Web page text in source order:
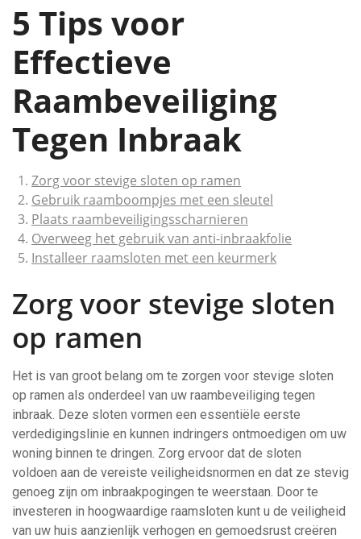
5 Tips voor
Effectieve
Raambeveiliging
Tegen Inbraak
Zorg voor stevige sloten op ramen
Gebruik raamboompjes met een sleutel
Plaats raambeveiligingsscharnieren
Overweeg het gebruik van anti-inbraakfolie
Installeer raamsloten met een keurmerk
Zorg voor stevige sloten
op ramen
Het is van groot belang om te zorgen voor stevige sloten
op ramen als onderdeel van uw raambeveiliging tegen
inbraak. Deze sloten vormen een essentiële eerste
verdedigingslinie en kunnen indringers ontmoedigen om uw
woning binnen te dringen. Zorg ervoor dat de sloten
voldoen aan de vereiste veiligheidsnormen en dat ze stevig
genoeg zijn om inbraakpogingen te weerstaan. Door te
investeren in hoogwaardige raamsloten kunt u de veiligheid
van uw huis aanzienlijk verhogen en gemoedsrust creëren